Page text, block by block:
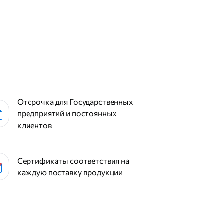
Отсрочка для Государственных
предприятий и постоянных
клиентов
Сертификаты соответствия на
каждую поставку продукции